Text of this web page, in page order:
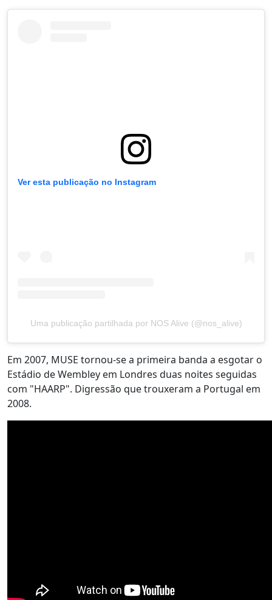
Ver esta publicação no Instagram
Uma publicação partilhada por NOS Alive (@nos_alive)
Em 2007, MUSE tornou-se a primeira banda a esgotar o
Estádio de Wembley em Londres duas noites seguidas
com "HAARP". Digressão que trouxeram a Portugal em
2008.